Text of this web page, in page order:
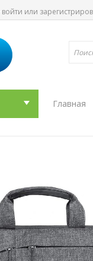
войти или
Главная